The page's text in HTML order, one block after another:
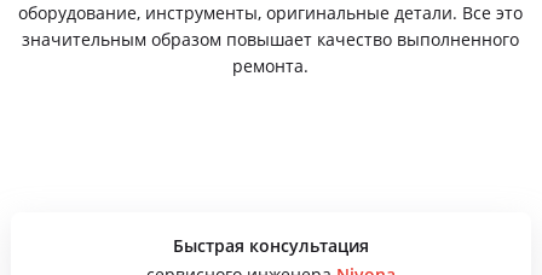
оборудование, инструменты, оригинальные детали. Все это
значительным образом повышает качество выполненного
ремонта.
Быстрая консультация